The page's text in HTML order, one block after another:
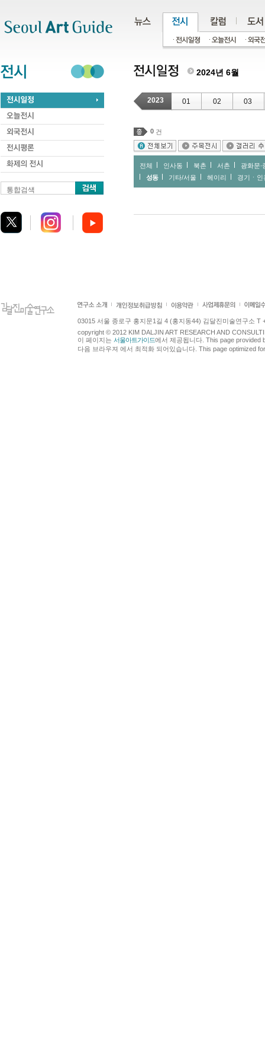
통합검색
2024년 6월
2023 01 02 03
0 건
전체 인사동 북촌 서촌
광화문∙
성동
기타/서울 헤이리 경기ㆍ인
03015 서울 종로구 홍지문1길 4 (홍지동44) 김달진미술연구소 T
copyright © 2012 KIM DALJIN ART RESEARCH AND
이 페이지는 서울아트가이드에서 제공됩니다. This page provided
다음 브라우져 에서 최적화 되어있습니다. This page optimized